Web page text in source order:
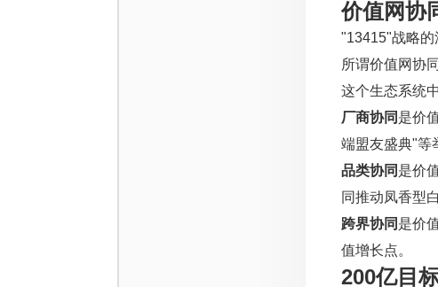
价值网协
"13415"战略的
所谓价值网协
这个生态系统
厂商协同 是价
端盟友盛典"等
品类协同 是价
同推动凤香型
跨界协同 是价
值增长点。
200亿目